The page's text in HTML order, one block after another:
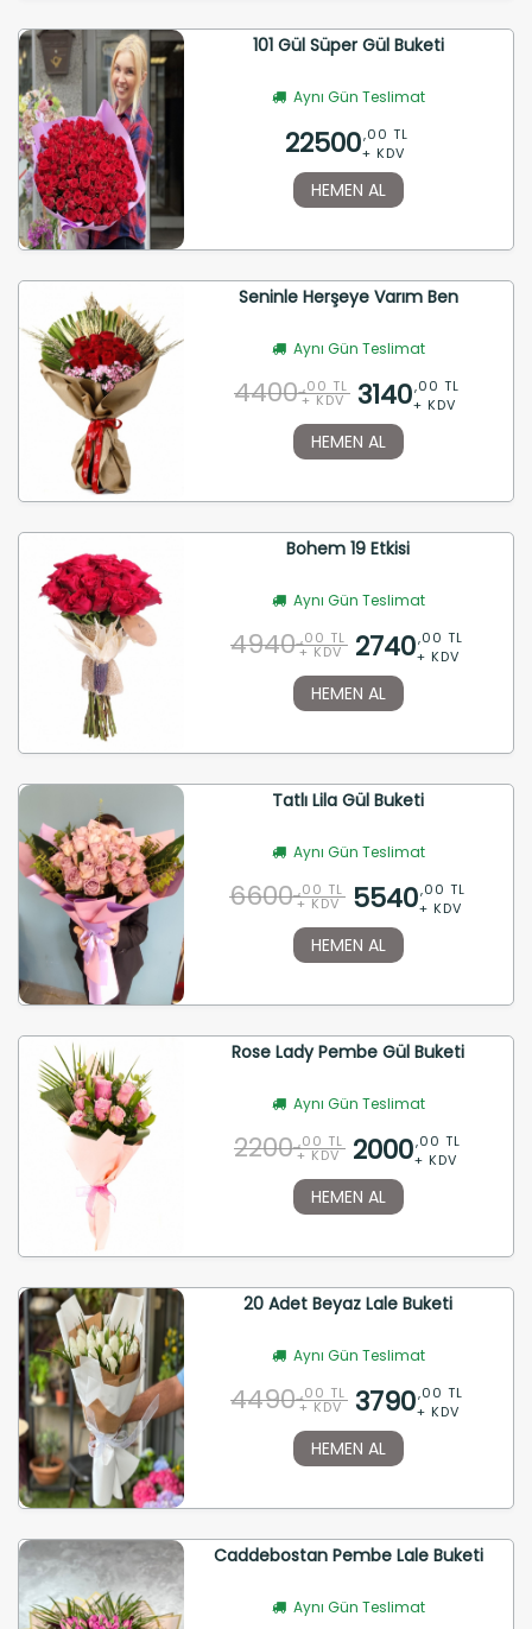
101 Gül Süper Gül Buketi
Aynı Gün Teslimat
22500,00 TL
+ KDV
HEMEN AL
Seninle Herşeye Varım Ben
Aynı Gün Teslimat
4400 ,00 TL
+ KDV 3140,00 TL
+ KDV
HEMEN AL
Bohem 19 Etkisi
Aynı Gün Teslimat
4940 ,00 TL
+ KDV 2740,00 TL
+ KDV
HEMEN AL
Tatlı Lila Gül Buketi
Aynı Gün Teslimat
6600 ,00 TL
+ KDV 5540,00 TL
+ KDV
HEMEN AL
Rose Lady Pembe Gül Buketi
Aynı Gün Teslimat
2200 ,00 TL
+ KDV 2000,00 TL
+ KDV
HEMEN AL
20 Adet Beyaz Lale Buketi
Aynı Gün Teslimat
4490 ,00 TL
+ KDV 3790,00 TL
+ KDV
HEMEN AL
Caddebostan Pembe Lale Buketi
Aynı Gün Teslimat